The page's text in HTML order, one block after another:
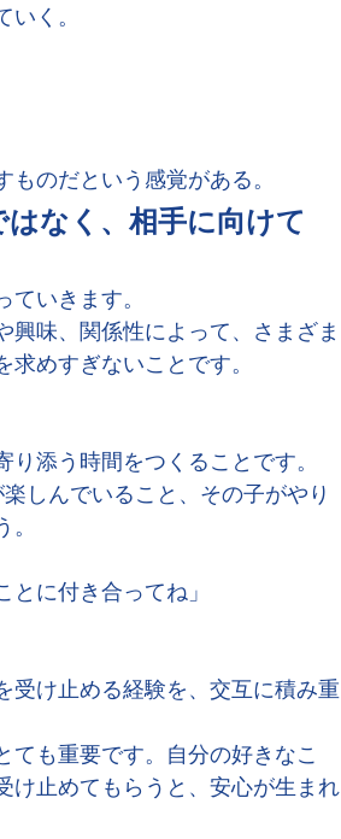
く。
のだという感覚がある。
なく、相手に向けて
いきます。
興味、関係性によって、さまざま
めすぎないことです。
添う時間をつくることです。
しんでいること、その子がやり
とに付き合ってね」
受け止める経験を、交互に積み重
ても重要です。自分の好きなこ
け止めてもらうと、安心が生まれ